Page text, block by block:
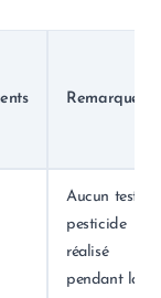
Remarques
Aucun test
pesticide
réalisé
pendant la